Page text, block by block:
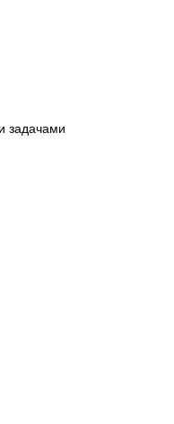
задачами